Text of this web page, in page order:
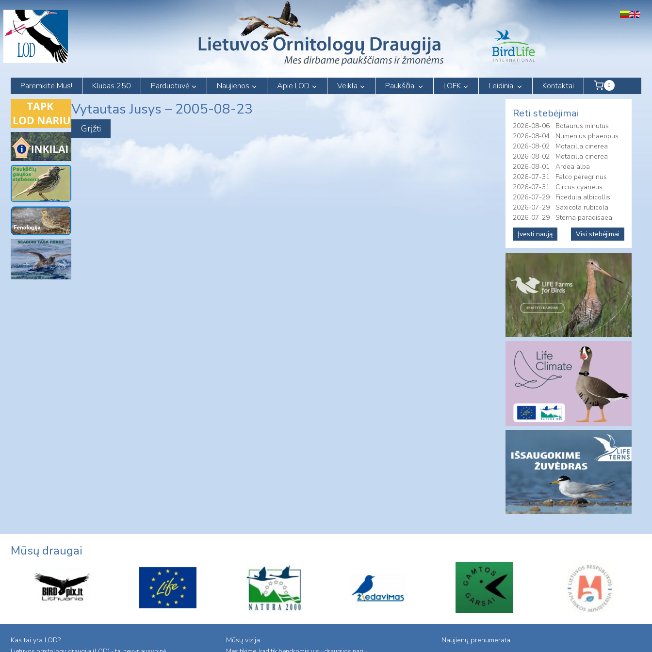
content
Paremkite Mus! Klubas 250 Parduotuvė Naujienos Apie LOD Veikla Paukščiai LOFK Leidiniai Kontaktai 0
Vytautas Jusys – 2005-08-23 Reti stebėjimai
2026-08-06
Botaurus minutus
2026-08-04
Numenius phaeopus
2026-08-02
Motacilla cinerea
2026-08-02
Motacilla cinerea
2026-08-01
Ardea alba
2026-07-31
Falco peregrinus
2026-07-31
Circus cyaneus
2026-07-29
Ficedula albicollis
2026-07-29
Saxicola rubicola
2026-07-29
Sterna paradisaea
Įvesti naują
Visi stebėjimai
Mūsų draugai
Kas tai yra LOD? Mūsų vizija Naujienų prenumerata